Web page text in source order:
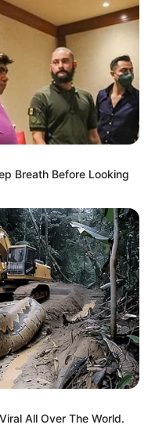
Really Happening?
Some Suspected
Breath Before Looking
All Over The World.